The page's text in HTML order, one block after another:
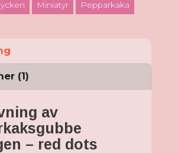
Miniatyr Pepparkaka
(1)
av
– red dots